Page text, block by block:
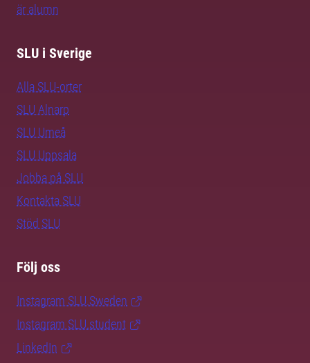
är alumn
SLU i Sverige
Alla SLU-orter
SLU Alnarp
SLU Umeå
SLU Uppsala
Jobba på SLU
Kontakta SLU
Stöd SLU
Följ oss
Instagram SLU.Sweden
Instagram SLU.student
LinkedIn